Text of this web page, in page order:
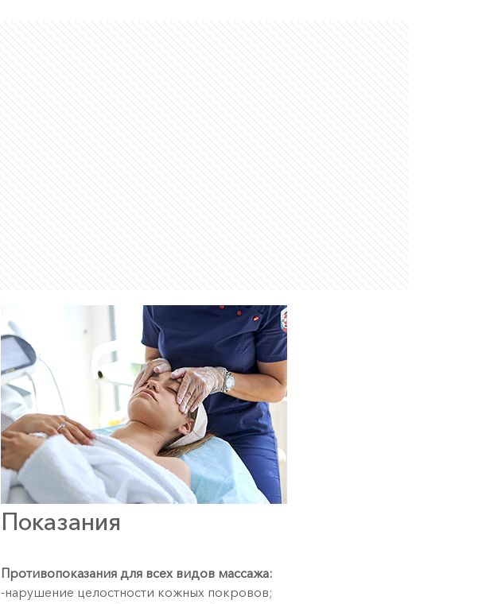
Показания
Противопоказания для всех видов массажа:
-нарушение целостности кожных покровов;